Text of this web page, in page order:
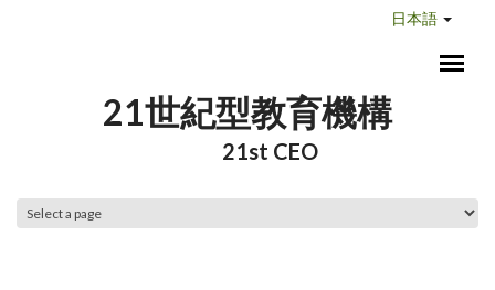
日本語
21世紀型教育機構
21st CEO